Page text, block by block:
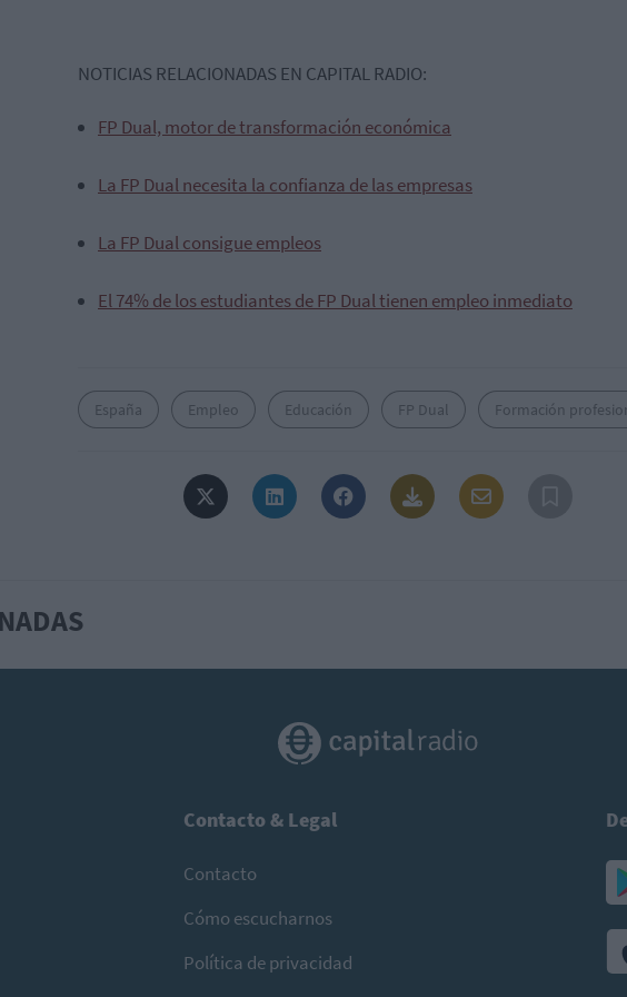
NOTICIAS RELACIONADAS EN CAPITAL RADIO:
FP Dual, motor de transformación económica
La FP Dual necesita la confianza de las empresas
La FP Dual consigue empleos
El 74% de los estudiantes de FP Dual tienen empleo inmediato
España Empleo Educación FP Dual Formación
Contacto & Legal
Contacto
Cómo escucharnos
Política de privacidad